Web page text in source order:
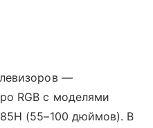
—
RGB с моделями
(55–100 дюймов). В